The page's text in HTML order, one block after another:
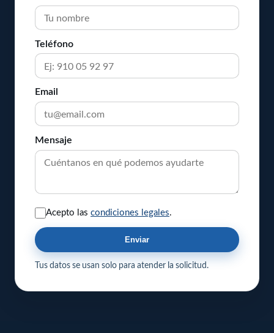
Teléfono
Email
Mensaje
Acepto las condiciones legales.
Enviar
Tus datos se usan solo para atender la solicitud.